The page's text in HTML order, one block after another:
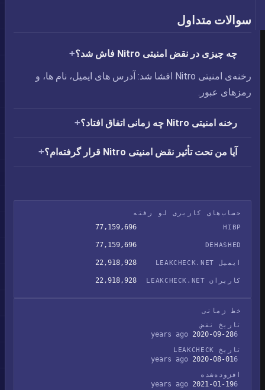
سوالات متداول
چه چیزی در نقض امنیتی Nitro فاش شد؟
رخنه‌ی امنیتی Nitro افشا شد: آدرس های ایمیل،‏ نام ها، و
رمزهای عبور.
رخنه امنیتی Nitro چه زمانی اتفاق افتاد؟
آیا من تحت تأثیر نقض امنیتی Nitro قرار گرفته‌ام؟
حساب‌های کاربری لو رفته
HIBP
77,159,696
DEHASHED
77,159,696
ایمیل LEAKCHECK.NET 22,918,928
کاربران LEAKCHECK.NET 22,918,928
خط زمانی
تاریخ نقض
2020-09-28
تاریخ LEAKCHECK
2020-08-01
افزوده‌شده
2021-01-19